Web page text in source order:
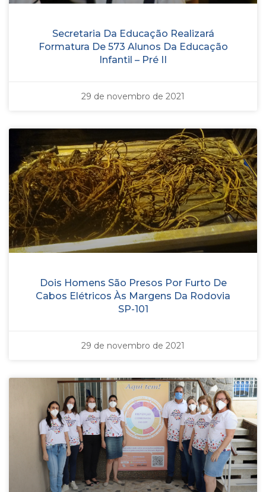
Secretaria Da Educação Realizará
Formatura De 573 Alunos Da Educação
Infantil – Pré II
29 de novembro de 2021
Dois Homens São Presos Por Furto De
Cabos Elétricos Às Margens Da Rodovia
SP-101
29 de novembro de 2021